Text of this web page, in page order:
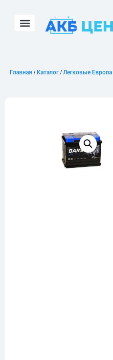
Главная / Каталог /Легковые Европа